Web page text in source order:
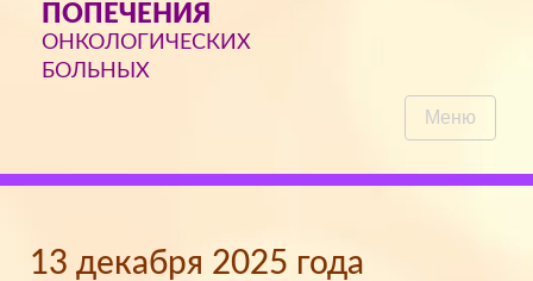
ПОПЕЧЕНИЯ
ОНКОЛОГИЧЕСКИХ
БОЛЬНЫХ
Меню
13 декабря 2025 года